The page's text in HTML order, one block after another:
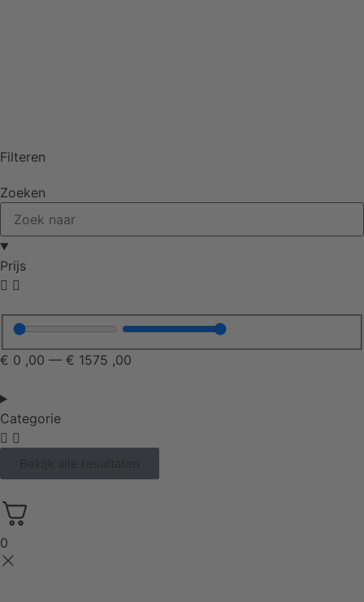
Filteren
Zoeken
Prijs
€ 0 ,00 — € 1575 ,00
Categorie
Bekijk alle resultaten
0